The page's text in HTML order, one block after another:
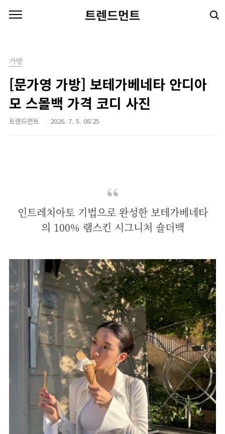
트렌드먼트
가방
[문가영 가방] 보테가베네타 안디아
모 스몰백 가격 코디 사진
트렌드먼트 2026. 7. 5. 08:25
인트레치아토 기법으로 완성한 보테가베네타
의 100% 램스킨 시그니처 숄더백